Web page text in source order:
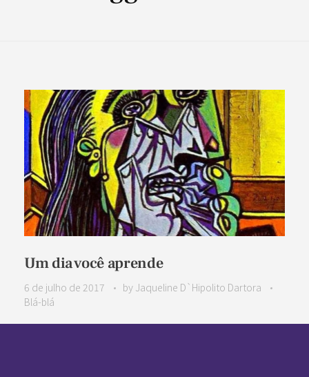
Um dia você aprende
6 de julho de 2017 by Jaqueline D`Hipolito Dartora
Blá-blá